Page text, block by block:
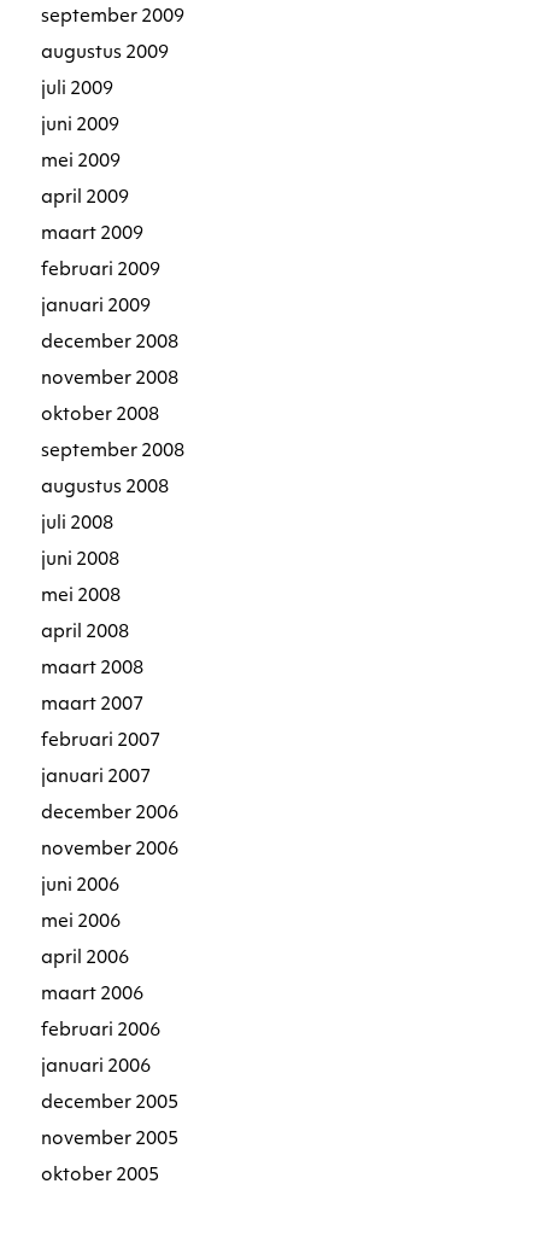
september 2009
augustus 2009
juli 2009
juni 2009
mei 2009
april 2009
maart 2009
februari 2009
januari 2009
december 2008
november 2008
oktober 2008
september 2008
augustus 2008
juli 2008
juni 2008
mei 2008
april 2008
maart 2008
maart 2007
februari 2007
januari 2007
december 2006
november 2006
juni 2006
mei 2006
april 2006
maart 2006
februari 2006
januari 2006
december 2005
november 2005
oktober 2005